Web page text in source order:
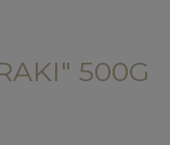
500G